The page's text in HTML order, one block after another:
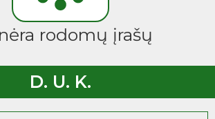
rodomų įrašų
D. U. K.